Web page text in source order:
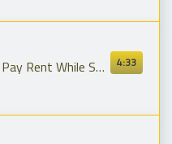
4:33
While She Visits?